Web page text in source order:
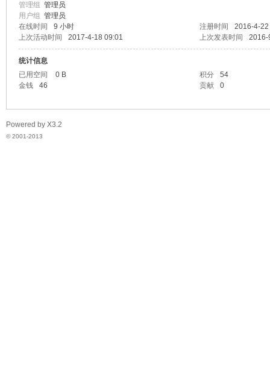
电
管理组 管理员
用户组 管理员
在线时间
9 小时 注册时间
2016-4-
上次活动时间
2017-4-18 09:01 上次发表时间 2016-
统计信息
已用空间
0 B 积分
54
金钱
46 贡献 0
Powered by X3.2
© 2001-2013